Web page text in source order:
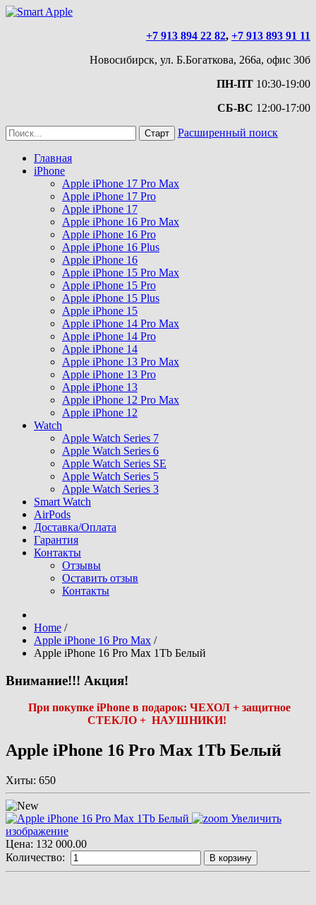
+7 913 894 22 82, +7 913 893 91 11
Новосибирск, ул. Б.Богаткова, 266а, офис 30б
ПН-ПТ 10:30-19:00
СБ-ВС 12:00-17:00
Расширенный поиск
Главная
iPhone
Apple iPhone 17 Pro Max
Apple iPhone 17 Pro
Apple iPhone 17
Apple iPhone 16 Pro Max
Apple iPhone 16 Pro
Apple iPhone 16 Plus
Apple iPhone 16
Apple iPhone 15 Pro Max
Apple iPhone 15 Pro
Apple iPhone 15 Plus
Apple iPhone 15
Apple iPhone 14 Pro Max
Apple iPhone 14 Pro
Apple iPhone 14
Apple iPhone 13 Pro Max
Apple iPhone 13 Pro
Apple iPhone 13
Apple iPhone 12 Pro Max
Apple iPhone 12
Watch
Apple Watch Series 7
Apple Watch Series 6
Apple Watch Series SE
Apple Watch Series 5
Apple Watch Series 3
Smart Watch
AirPods
Доставка/Оплата
Гарантия
Контакты
Отзывы
Оставить отзыв
Контакты
Home /
Apple iPhone 16 Pro Max /
Apple iPhone 16 Pro Max 1Tb Белый
Внимание!!! Акция!
При покупке iPhone в подарок: ЧЕХОЛ + защитное
СТЕКЛО + НАУШНИКИ!
Apple iPhone 16 Pro Max 1Tb Белый
Хиты: 650
Увеличить
изображение
Цена: 132 000.00
Количество:
В корзину